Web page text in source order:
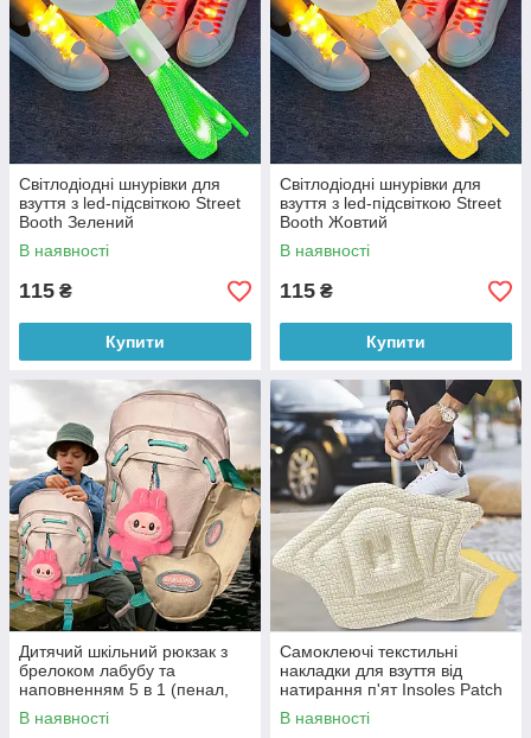
Світлодіодні шнурівки для
взуття з led-підсвіткою Street
Booth Зелений
В наявності
115 ₴
Купити
Світлодіодні шнурівки для
взуття з led-підсвіткою Street
Booth Жовтий
В наявності
115 ₴
Купити
Дитячий шкільний рюкзак з
брелоком лабубу та
наповненням 5 в 1 (пенал,
шопер, сумочка для
дрібниць) Бежевий
В наявності
Самоклеючі текстильні
накладки для взуття від
натирання п'ят Insoles Patch
Heel (2 шт) Білий (205/3466)
В наявності